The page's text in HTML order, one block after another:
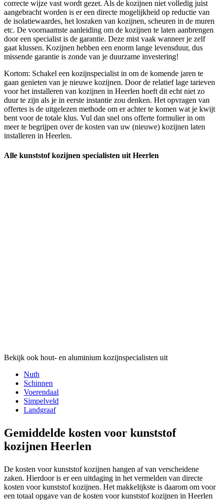
correcte wijze vast wordt gezet. Als de kozijnen niet volledig juist
aangebracht worden is er een directe mogelijkheid op reductie van
de isolatiewaardes, het losraken van kozijnen, scheuren in de muren
etc. De voornaamste aanleiding om de kozijnen te laten aanbrengen
door een specialist is de garantie. Deze mist vaak wanneer je zelf
gaat klussen. Kozijnen hebben een enorm lange levensduur, dus
missende garantie is zonde van je duurzame investering!
Kortom: Schakel een kozijnspecialist in om de komende jaren te
gaan genieten van je nieuwe kozijnen. Door de relatief lage tarieven
voor het installeren van kozijnen in Heerlen hoeft dit echt niet zo
duur te zijn als je in eerste instantie zou denken. Het opvragen van
offertes is de uitgelezen methode om er achter te komen wat je kwijt
bent voor de totale klus. Vul dan snel ons offerte formulier in om
meer te begrijpen over de kosten van uw (nieuwe) kozijnen laten
installeren in Heerlen.
Alle kunststof kozijnen specialisten uit Heerlen
Bekijk ook hout- en aluminium kozijnspecialisten uit
Nuth
Schinnen
Voerendaal
Simpelveld
Landgraaf
Gemiddelde kosten voor kunststof
kozijnen Heerlen
De kosten voor kunststof kozijnen hangen af van verscheidene
zaken. Hierdoor is er een uitdaging in het vermelden van directe
kosten voor kunststof kozijnen. Het makkelijkste is daarom om voor
een totaal opgave van de kosten voor kunststof kozijnen in Heerlen